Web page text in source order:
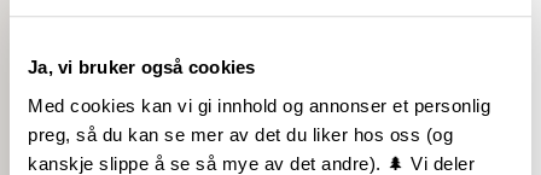
Ja, vi bruker også cookies
Med cookies kan vi gi innhold og annonser et personlig
preg, så du kan se mer av det du liker hos oss (og
kanskje slippe å se så mye av det andre). 🌲 Vi deler
Eiendommen hadde behov for renovering, men Tove
start: de ønsket å bevare det originale interiøret.
Faspanelble valgt for å gjenskape gårdens
opprinnelige stil. Gamle malingsfarger ble skrapt